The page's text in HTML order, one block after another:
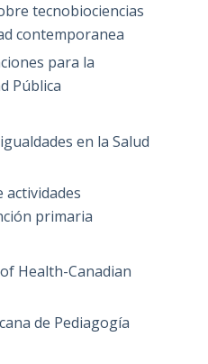
tecnobiociencias
contemporanea
para la
Pública
en la Salud
actividades
primaria
Health-Canadian
de Pediagogía